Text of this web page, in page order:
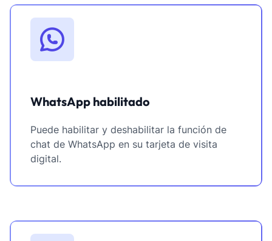
WhatsApp habilitado
Puede habilitar y deshabilitar la función de
chat de WhatsApp en su tarjeta de visita
digital.